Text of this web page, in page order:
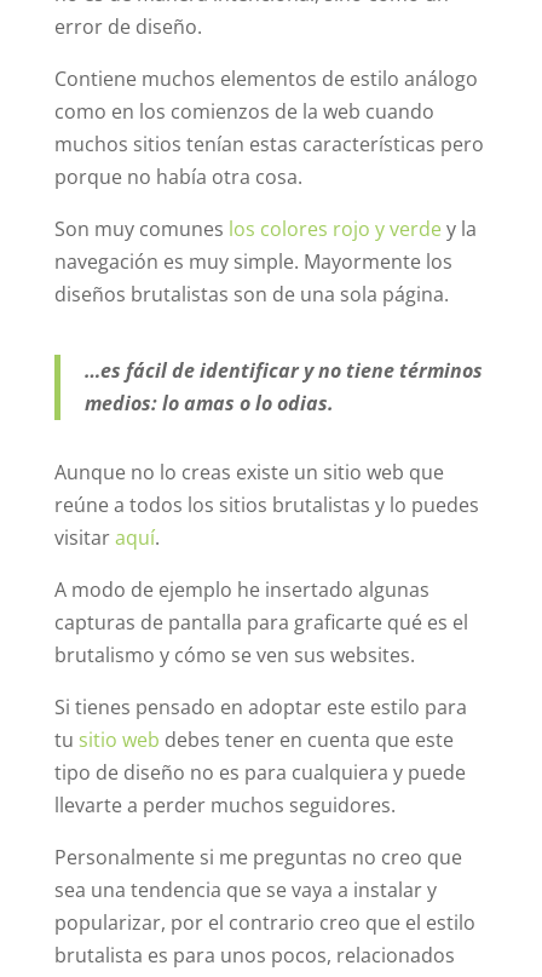
error de diseño.
Contiene muchos elementos de estilo análogo
como en los comienzos de la web cuando
muchos sitios tenían estas características pero
porque no había otra cosa.
Son muy comunes los colores rojo y verdey la
navegación es muy simple. Mayormente los
diseños brutalistas son de una sola página.
…es fácil de identificar y no tiene términos
medios: lo amas o lo odias.
Aunque no lo creas existe un sitio web que
reúne a todos los sitios brutalistas y lo puedes
visitaraquí.
A modo de ejemplo he insertado algunas
capturas de pantalla para graficarte qué es el
brutalismo y cómo se ven sus websites.
Si tienes pensado en adoptar este estilo para
tu sitio web debes tener en cuenta que este
tipo de diseño no es para cualquiera y puede
llevarte a perder muchos seguidores.
Personalmente si me preguntas no creo que
sea una tendencia que se vaya a instalar y
popularizar, por el contrario creo que el estilo
brutalista es para unos pocos, relacionados